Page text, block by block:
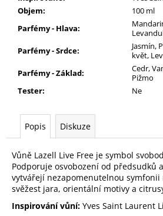
Objem:
100 ml
Parfémy - Hlava:
Parfémy - Srdce:
Jasmín,
květ,
Parfémy - Základ:
Cedr,
Pižmo
Tester:
Ne
Popis Diskuze
Vůně Lazell Live Free je symbol
Podporuje osvobození od předsudků
vytvářejí nezapomenutelnou symfonii
svěžest jara, orientální motivy a
Inspirování vůní: Yves Saint Laurent